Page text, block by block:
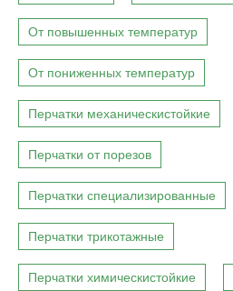
От повышенных температур
От пониженных температур
Перчатки механическистойкие
Перчатки от порезов
Перчатки специализированные
Перчатки трикотажные
Перчатки химическистойкие